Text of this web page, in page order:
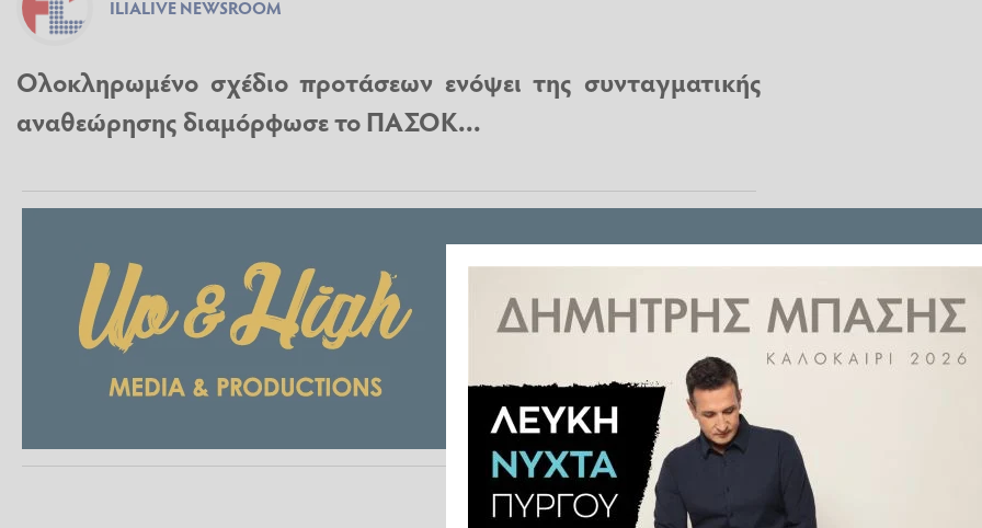
ILIALIVE NEWSROOM
Ολοκληρωμένο σχέδιο προτάσεων ενόψει της συνταγματικής
αναθεώρησης διαμόρφωσε το ΠΑΣΟΚ...